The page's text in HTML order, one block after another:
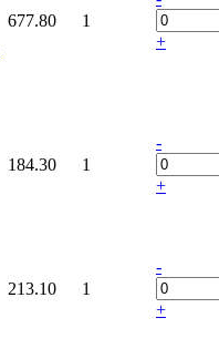
677.80 1
+
184.30 1
-
+
213.10 1
-
+